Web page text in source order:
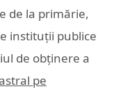
de la primărie,
instituții publice
de obținere a
pe